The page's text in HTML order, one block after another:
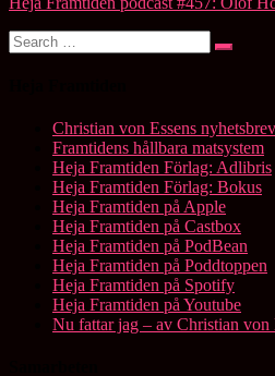
Search
for:
Search
Christian von Essens
Framtidens hållbara matsystem
Heja Framtiden Förlag: Adlibris
Heja Framtiden Förlag: Bokus
Heja Framtiden på Apple
Heja Framtiden på Castbox
Heja Framtiden på PodBean
Heja Framtiden på Poddtoppen
Heja Framtiden på Spotify
Heja Framtiden på Youtube
Nu fattar jag – av Christian